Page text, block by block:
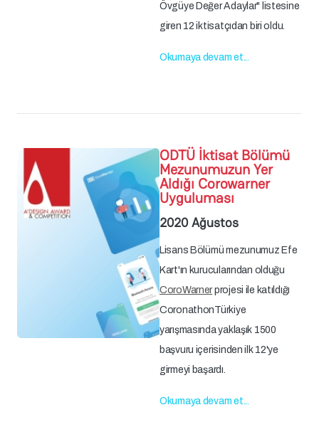
Övgüye Değer Adaylar" listesine
giren 12 iktisatçıdan biri oldu.
Okumaya devam et...
ODTÜ İktisat Bölümü
Mezunumuzun Yer
Aldığı Corowarner
Uyguluması
2020 Ağustos
Lisans Bölümü mezunumuz Efe
Kart'ın kurucularından olduğu
CoroWarnerprojesi ile katıldığı
CoronathonTürkiye
yarışmasında yaklaşık 1500
başvuru içerisinden ilk 12'ye
girmeyi başardı.
Okumaya devam et...